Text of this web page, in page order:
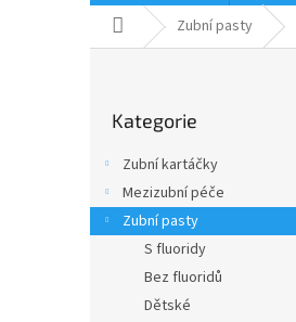
Domů Zubní pasty
n
kategorie
Kategorie
Zubní kartáčky
Mezizubní péče
Zubní pasty
S fluoridy
Bez fluoridů
Dětské